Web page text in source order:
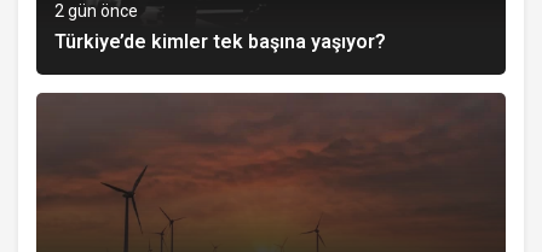
2 gün önce
Türkiye’de kimler tek başına yaşıyor?